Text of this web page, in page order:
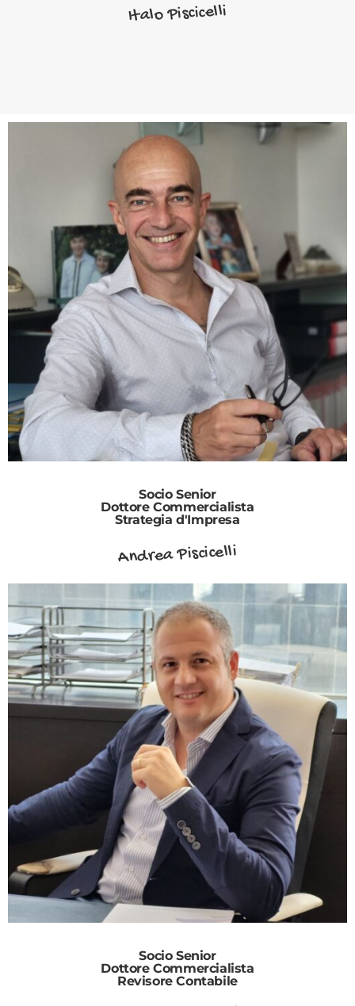
Italo Piscicelli
Socio Senior
Dottore Commercialista
Strategia d'Impresa
Andrea Piscicelli
Socio Senior
Dottore Commercialista
Revisore Contabile